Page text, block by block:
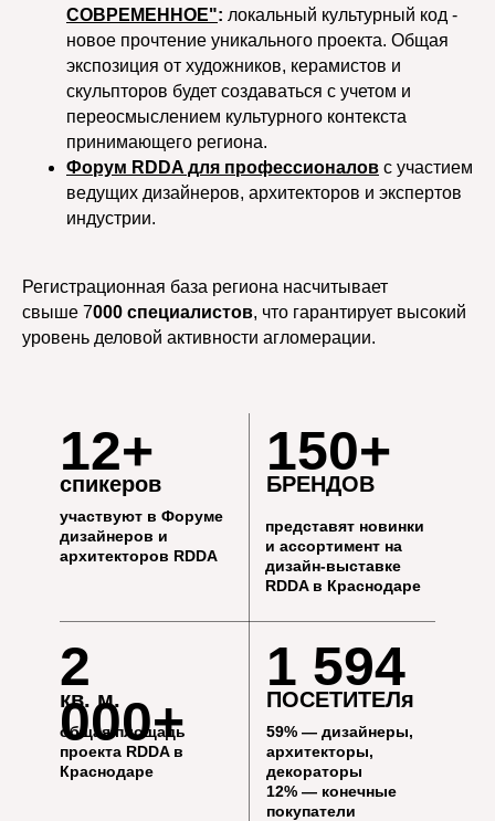
СОВРЕМЕННОЕ": локальный культурный код -
новое прочтение уникального проекта. Общая
экспозиция от художников, керамистов и
скульпторов будет создаваться с учетом и
переосмыслением культурного контекста
принимающего региона.
Форум RDDA для профессионалов с участием
ведущих дизайнеров, архитекторов и экспертов
индустрии.
Регистрационная база региона насчитывает
свыше 7000 специалистов, что гарантирует высокий
уровень деловой активности агломерации.
ПОСЕТИТЕЛя
1 594
кв. м.
2
000+
общая площадь
проекта RDDA в
Краснодаре
БРЕНДОВ
150+
представят новинки
и ассортимент на
дизайн-выставке
RDDA в Краснодаре
спикеров
12+
участвуют в Форуме
дизайнеров и
архитекторов RDDA
59% — дизайнеры,
архитекторы,
декораторы
12% — конечные
покупатели
БУДЬ ВСЕГДА В КУРСЕ